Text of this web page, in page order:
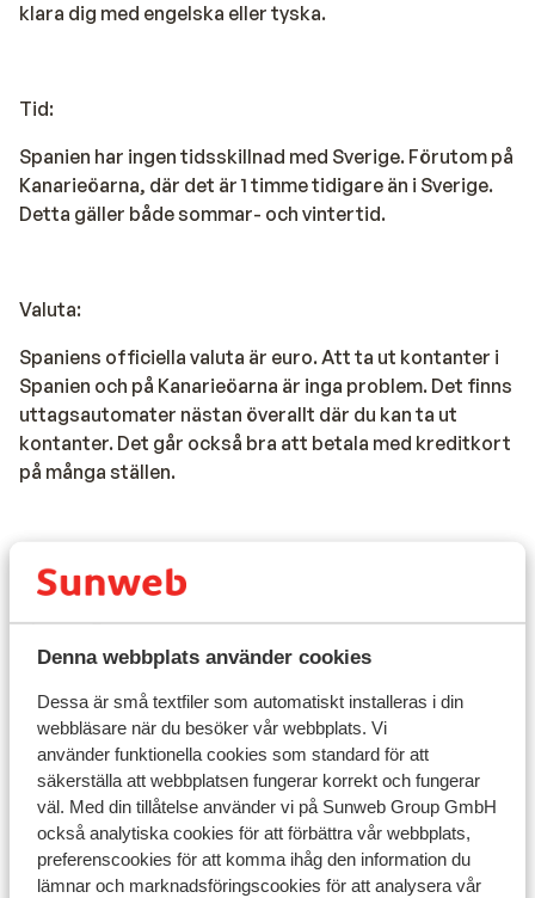
Denna webbplats använder cookies
Dessa är små textfiler som automatiskt installeras i din
webbläsare när du besöker vår webbplats. Vi
använder funktionella cookies som standard för att
säkerställa att webbplatsen fungerar korrekt och fungerar
väl. Med din tillåtelse använder vi på Sunweb Group GmbH
också analytiska cookies för att förbättra vår webbplats,
preferenscookies för att komma ihåg den information du
lämnar och marknadsföringscookies för att analysera vår
klara dig med engelska eller tyska.
Tid:
Spanien har ingen tidsskillnad med Sverige. Förutom på
Kanarieöarna, där det är 1 timme tidigare än i Sverige.
Detta gäller både sommar- och vintertid.
Valuta:
Spaniens officiella valuta är euro. Att ta ut kontanter i
Spanien och på Kanarieöarna är inga problem. Det finns
uttagsautomater nästan överallt där du kan ta ut
kontanter. Det går också bra att betala med kreditkort
på många ställen.
Spänning:
Resehandlingar:
Du måste ha ett giltigt pass eller ett nationellt ID-kort.
Om du inte har svenskt medborgarskap är det viktigt
att kontrollera om andra regler gäller. Kontrollera med
ambassaden för det land du vill resa till och de länder
du reser igenom.